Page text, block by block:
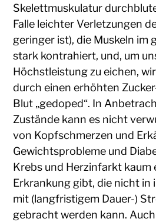
Skelettmuskulatur
Falle leichter Verletzungen
geringer ist), die Muskeln im
stark kontrahiert, und, um
Höchstleistung zu eichen,
durch einen erhöhten
Blut „gedoped“. In
Zustände kann es nicht
von Kopfschmerzen und
Gewichtsprobleme und
Krebs und Herzinfarkt kaum
Erkrankung gibt, die nicht in
mit (langfristigem Dauer-)
gebracht werden kann.